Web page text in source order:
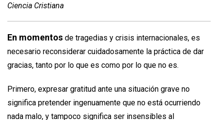
Ciencia Cristiana
En momentos de tragedias y crisis internacionales, es
necesario reconsiderar cuidadosamente la práctica de dar
gracias, tanto por lo que es como por lo que no es.
Primero, expresar gratitud ante una situación grave no
significa pretender ingenuamente que no está ocurriendo
nada malo, y tampoco significa ser insensibles al